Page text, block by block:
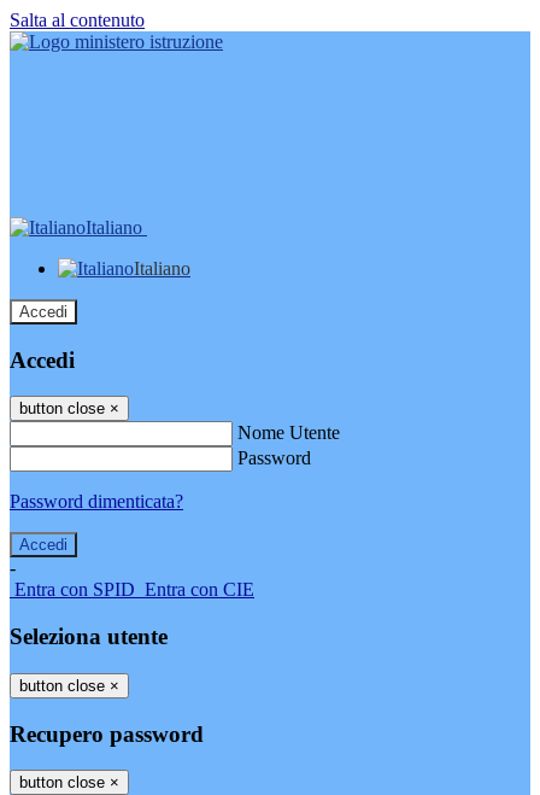
Salta al contenuto
Italiano
Italiano
Accedi
Accedi
button close ×
Nome Utente
Password
Password dimenticata?
-
Entra con SPID Entra con CIE
Seleziona utente
button close ×
Recupero password
button close ×